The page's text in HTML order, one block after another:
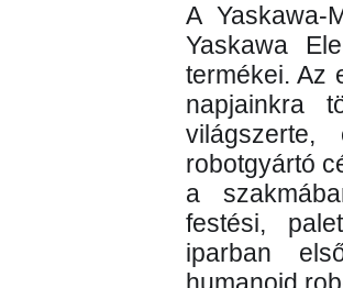
A Yaskawa-
Yaskawa
termékei. Az
napjainkra
robotgyártó
a
festési,
iparban